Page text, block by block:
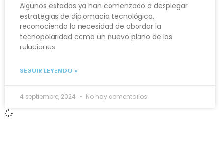
Algunos estados ya han comenzado a desplegar
estrategias de diplomacia tecnológica,
reconociendo la necesidad de abordar la
tecnopolaridad como un nuevo plano de las
relaciones
SEGUIR LEYENDO »
4 septiembre, 2024 No hay comentarios